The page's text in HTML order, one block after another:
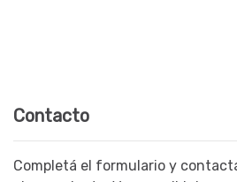
Contacto
Completá el formulario y